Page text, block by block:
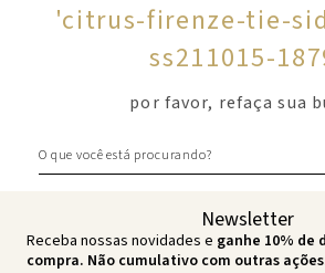
'citrus-firenze-tie-
ss211015-
por favor, refaça sua
Newsletter
Receba nossas novidades e ganhe 10% de
compra. Não cumulativo com outras